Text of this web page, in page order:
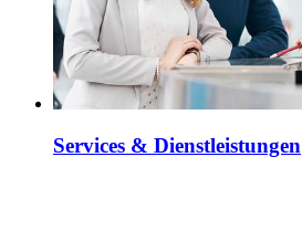
Services & Dienstleistungen